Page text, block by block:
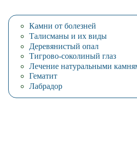
Камни от болезней
Талисманы и их виды
Деревянистый опал
Тигрово-соколиный глаз
Лечение натуральными
Гематит
Лабрадор